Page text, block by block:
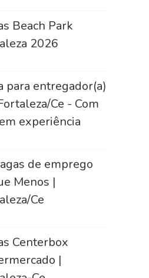
Beach Park
2026
para entregador(a)
Ce - Com
experiência
de emprego
Menos |
Ce
Centerbox
|